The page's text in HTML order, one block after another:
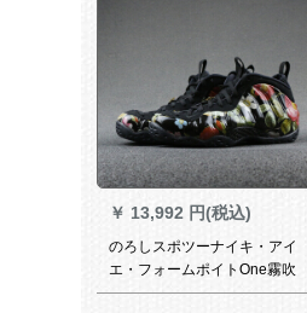
￥ 13,992 円(税込)
のろしスポツーナイキ・アイ
エ・フォームポイトOne霧吹
き梅花卉AA3963 31966-012